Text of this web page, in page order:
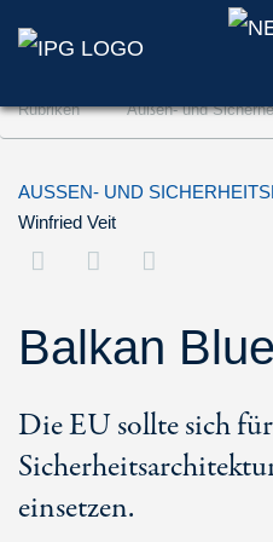
Zum Inhalt
Zur Suche
Zur Navigation
Rubriken Außen- und
AUSSEN- UND
Winfried Veit
Balkan
Die EU sollte sich
einsetzen.